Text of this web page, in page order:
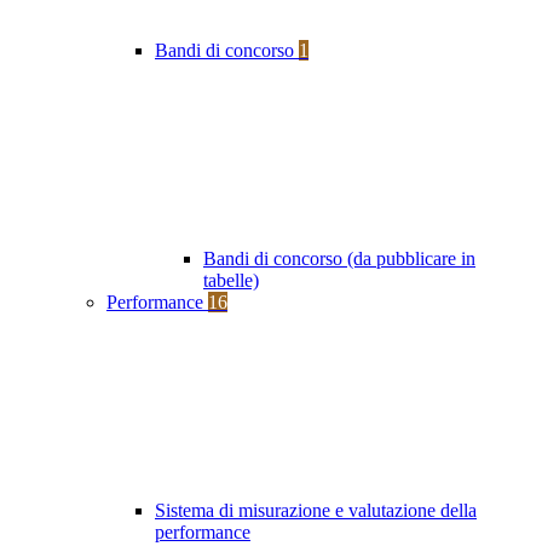
Bandi di concorso 1
Bandi di concorso (da pubblicare in
tabelle)
Performance 16
Sistema di misurazione e valutazione della
performance